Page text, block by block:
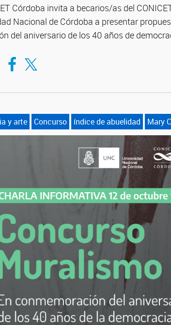
Córdoba invita a becarios/as del
Nacional de Córdoba a presentar
del aniversario de los 40 años de
Compartir en Facebook
Compartir en Twitter
y arte Concurso índice de abuelidad Mary